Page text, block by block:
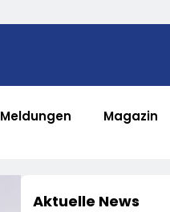
Meldungen Magazin
Aktuelle News